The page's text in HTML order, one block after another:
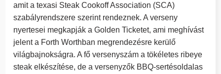
amit a texasi Steak Cookoff Association (SCA)
szabályrendszere szerint rendeznek. A verseny
nyertesei megkapják a Golden Ticketet, ami meghívást
jelent a Forth Worthban megrendezésre kerülő
világbajnokságra. A fő versenyszám a tökéletes ribeye
steak elkészítése, de a versenyzők BBQ-sertésoldalas